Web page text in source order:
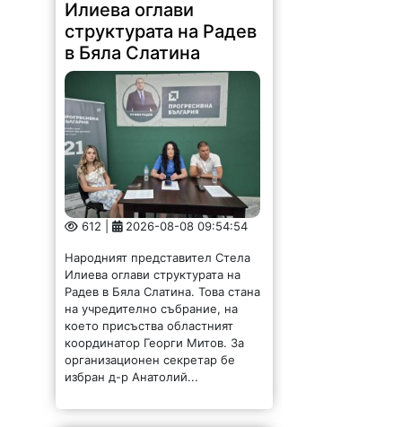
612 | 2026-08-08 09:54:54
Народният представител Стела
Илиева оглави структурата на
Радев в Бяла Слатина. Това стана
на учредително събрание, на
което присъства областният
координатор Георги Митов. За
организационен секретар бе
избран д-р Анатолий...
Владика, областен
управител и генерал
уважиха празника на
Вършец /СНИМКИ/